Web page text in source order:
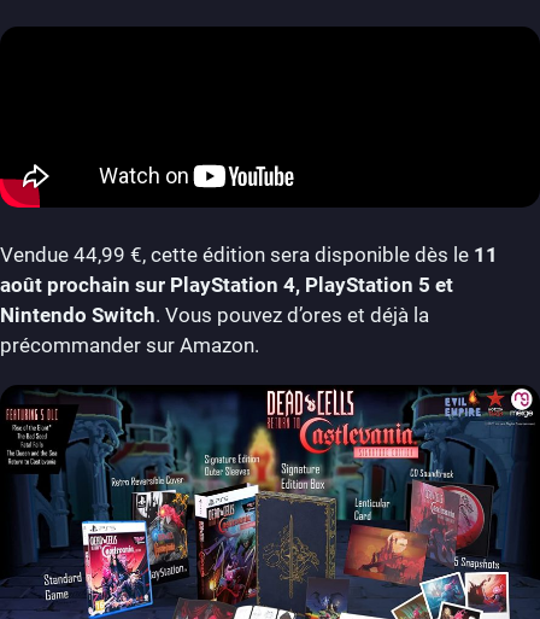
Vendue 44,99 €, cette édition sera disponible dès le 11
août prochain sur PlayStation 4, PlayStation 5 et
Nintendo Switch. Vous pouvez d’ores et déjà la
précommander sur Amazon.